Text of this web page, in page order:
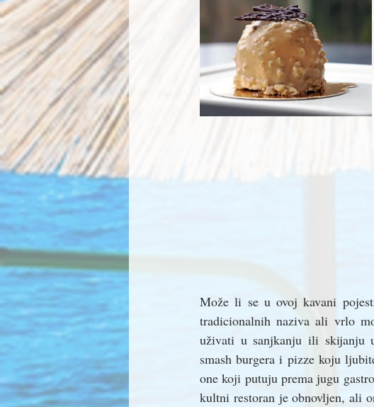
Može li se u ovoj kavani
tradicionalnih naziva ali vrlo
uživati u sanjkanju ili skijanju
smash burgera i pizze koju
one koji putuju prema jugu
kultni restoran je obnovljen, ali